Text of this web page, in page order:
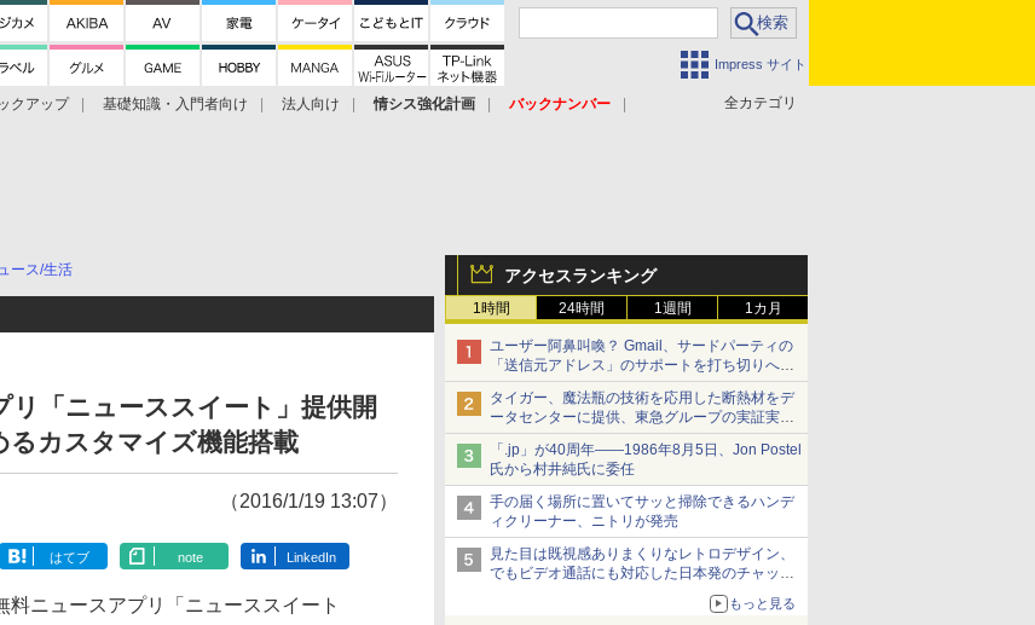
Impress サイト
全カテゴリ
クアップ 基礎知識・入門者向け 法人向け 情シス強化計画
バックナンバー
アクセスランキング
1時間 24時間 1週間 1カ月
ユーザー阿鼻叫喚？ Gmail、サードパーティの
「送信元アドレス」のサポートを打ち切りへ
【やじうまWatch】
タイガー、魔法瓶の技術を応用した断熱材をデ
ータセンターに提供、東急グループの実証実験
で 「ステンレス密封真空断熱パネル TIVIP」
「.jp」が40周年――1986年8月5日、Jon Postel
氏から村井純氏に委任
手の届く場所に置いてサッと掃除できるハンデ
ィクリーナー、ニトリが発売
見た目は既視感ありまくりなレトロデザイン、
でもビデオ通話にも対応した日本発のチャット
もっと見る
ース/生活
「ニューススイート」提供開
るカスタマイズ機能搭載
（2016/1/19 13:07）
はてブ note LinkedIn
ニュースアプリ「ニューススイート